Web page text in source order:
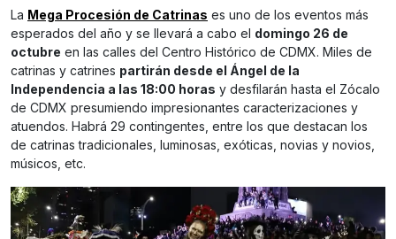
La Mega Procesión de Catrinas es uno de los eventos más
esperados del año y se llevará a cabo el domingo 26 de
octubre en las calles del Centro Histórico de CDMX. Miles de
catrinas y catrines partirán desde el Ángel de la
Independencia a las 18:00 horas y desfilarán hasta el Zócalo
de CDMX presumiendo impresionantes caracterizaciones y
atuendos. Habrá 29 contingentes, entre los que destacan los
de catrinas tradicionales, luminosas, exóticas, novias y novios,
músicos, etc.